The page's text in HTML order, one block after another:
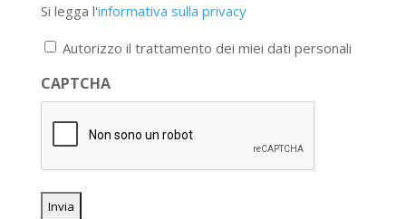
legga
l'informativa
privacy
*
Si legga l'informativa sulla privacy
Autorizzo il trattamento dei miei dati personali
CAPTCHA